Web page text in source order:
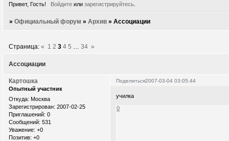
Привет, Гость! Войдитеили зарегистрируйтесь.
»Официальный форум »Архив »Ассоциации
Ассоциации
Страница:« 1 2 3 4 5 … 34 »
Поделиться2007-03-04 03:05:44
Картошка
Опытный участник
Откуда: Москва
Зарегистрирован: 2007-02-25
Приглашений: 0
Сообщений: 531
Уважение: +0
Позитив: +0
училка
0